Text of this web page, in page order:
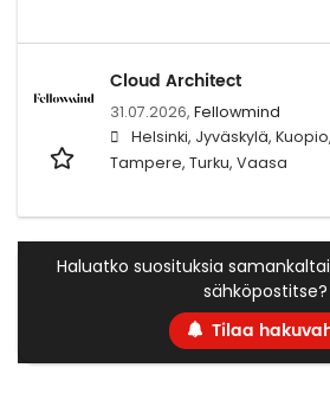
Cloud Architect
31.07.2026, Fellowmind
Helsinki, Jyväskylä,
Tampere, Turku, Vaasa
Haluatko suosituksia
sähköpostitse?
Tilaa